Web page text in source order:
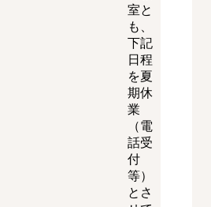
室と
も、
下記
日程
を夏
期休
業
（電
話受
付
等）
とさ